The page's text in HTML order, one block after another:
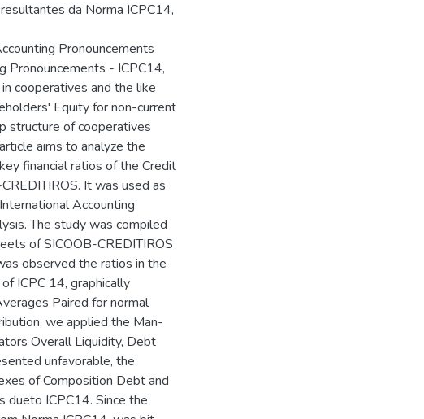
da Norma ICPC14,
Pronouncements
Pronouncements - ICPC14,
cooperatives and the like
Equity for non-current
structure of cooperatives
aims to analyze the
financial ratios of the Credit
It was used as
Accounting
The study was compiled
of SICOOB-CREDITIROS
observed the ratios in the
ICPC 14, graphically
Paired for normal
we applied the Man-
Overall Liquidity, Debt
unfavorable, the
of Composition Debt and
dueto ICPC14. Since the